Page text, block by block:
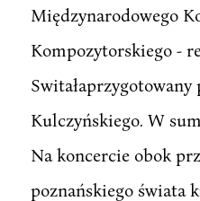
Międzynarodowego
Kompozytorskiego -
Switałaprzygotowany
Kulczyńskiego. W
Na koncercie obok
poznańskiego świata